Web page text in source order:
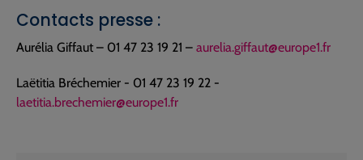
Contacts presse :
Aurélia Giffaut – 01 47 23 19 21 – aurelia.giffaut@europe1.fr
Laëtitia Bréchemier - 01 47 23 19 22 -
laetitia.brechemier@europe1.fr